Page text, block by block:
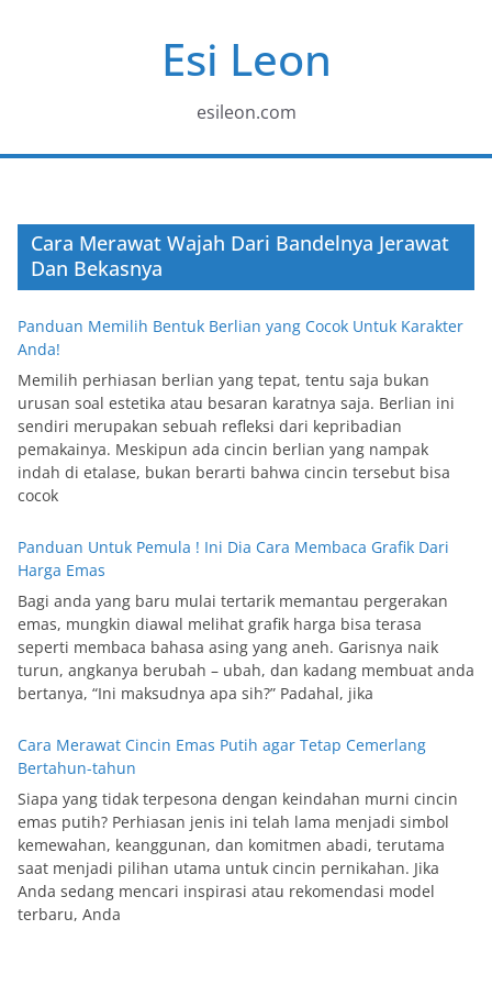
Esi Leon
esileon.com
Cara Merawat Wajah Dari Bandelnya Jerawat
Dan Bekasnya
Panduan Memilih Bentuk Berlian yang Cocok Untuk Karakter
Anda!
Memilih perhiasan berlian yang tepat, tentu saja bukan
urusan soal estetika atau besaran karatnya saja. Berlian ini
sendiri merupakan sebuah refleksi dari kepribadian
pemakainya. Meskipun ada cincin berlian yang nampak
indah di etalase, bukan berarti bahwa cincin tersebut bisa
cocok
Panduan Untuk Pemula ! Ini Dia Cara Membaca Grafik Dari
Harga Emas
Bagi anda yang baru mulai tertarik memantau pergerakan
emas, mungkin diawal melihat grafik harga bisa terasa
seperti membaca bahasa asing yang aneh. Garisnya naik
turun, angkanya berubah – ubah, dan kadang membuat anda
bertanya, “Ini maksudnya apa sih?” Padahal, jika
Cara Merawat Cincin Emas Putih agar Tetap Cemerlang
Bertahun-tahun
Siapa yang tidak terpesona dengan keindahan murni cincin
emas putih? Perhiasan jenis ini telah lama menjadi simbol
kemewahan, keanggunan, dan komitmen abadi, terutama
saat menjadi pilihan utama untuk cincin pernikahan. Jika
Anda sedang mencari inspirasi atau rekomendasi model
terbaru, Anda